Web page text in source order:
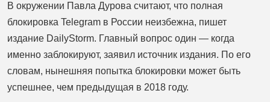
В окружении Павла Дурова считают, что полная
блокировка Telegram в России неизбежна, пишет
издание DailyStorm. Главный вопрос один — когда
именно заблокируют, заявил источник издания. По его
словам, нынешняя попытка блокировки может быть
успешнее, чем предыдущая в 2018 году.